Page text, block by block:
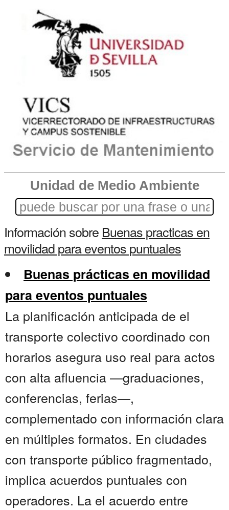
Unidad de Medio Ambiente
Información sobre Buenas practicas en
movilidad para eventos puntuales
Buenas prácticas en movilidad
para eventos puntuales
La planificación anticipada de el
transporte colectivo coordinado con
horarios asegura uso real para actos
con alta afluencia —graduaciones,
conferencias, ferias—,
complementado con información clara
en múltiples formatos. En ciudades
con transporte público fragmentado,
implica acuerdos puntuales con
operadores. La el acuerdo entre